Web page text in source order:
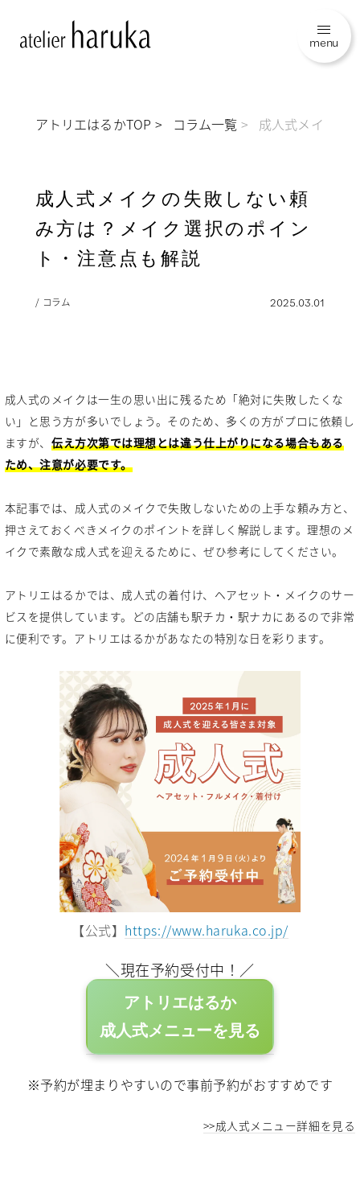
menu
アトリエはるかTOP コラム一覧 成人式メイクの
成人式メイクの失敗しない頼
み方は？メイク選択のポイン
ト・注意点も解説
/ コラム 2025.03.01
成人式のメイクは一生の思い出に残るため「絶対に失敗したくな
い」と思う方が多いでしょう。そのため、多くの方がプロに依頼し
ますが、 伝え方次第では理想とは違う仕上がりになる場合もある
ため、注意が必要です。
本記事では、成人式のメイクで失敗しないための上手な頼み方と、
押さえておくべきメイクのポイントを詳しく解説します。理想のメ
イクで素敵な成人式を迎えるために、ぜひ参考にしてください。
アトリエはるかでは、成人式の着付け、ヘアセット・メイクのサー
ビスを提供しています。どの店舗も駅チカ・駅ナカにあるので非常
に便利です。アトリエはるかがあなたの特別な日を彩ります。
【公式】 https://www.haruka.co.jp/
＼現在予約受付中！／
アトリエはるか
成人式メニューを見る
※予約が埋まりやすいので事前予約がおすすめです
>>成人式メニュー詳細を見る